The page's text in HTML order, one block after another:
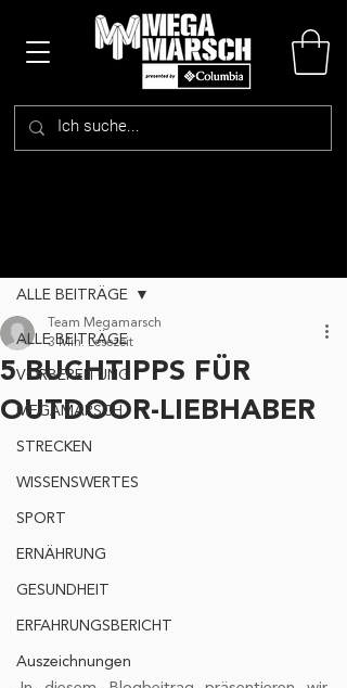
ALLE BEITRÄGE
VORBEREITUNG
MEGAMARSCH
STRECKEN
WISSENSWERTES
SPORT
ERNÄHRUNG
GESUNDHEIT
ERFAHRUNGSBERICHT
Auszeichnungen
ALLE BEITRÄGE
5 BUCHTIPPS FÜR
OUTDOOR-LIEBHABER
Team Megamarsch
3 Min. Lesezeit